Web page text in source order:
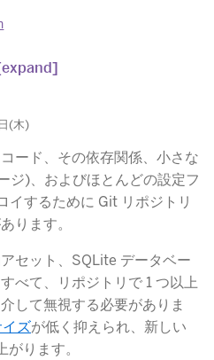
(木)
ード、その依存関係、小さな
ジ)、およびほとんどの設定フ
イするために Git リポジトリ
ります。
セット、SQLite データベー
べて、リポジトリで 1 つ以上
して無視する必要がありま
ズ​が低く抑えられ、新しい
ります。